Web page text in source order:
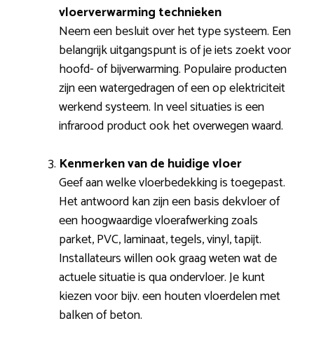
vloerverwarming technieken
Neem een besluit over het type systeem. Een
belangrijk uitgangspunt is of je iets zoekt voor
hoofd- of bijverwarming. Populaire producten
zijn een watergedragen of een op elektriciteit
werkend systeem. In veel situaties is een
infrarood product ook het overwegen waard.
Kenmerken van de huidige vloer
Geef aan welke vloerbedekking is toegepast.
Het antwoord kan zijn een basis dekvloer of
een hoogwaardige vloerafwerking zoals
parket, PVC, laminaat, tegels, vinyl, tapijt.
Installateurs willen ook graag weten wat de
actuele situatie is qua ondervloer. Je kunt
kiezen voor bijv. een houten vloerdelen met
balken of beton.